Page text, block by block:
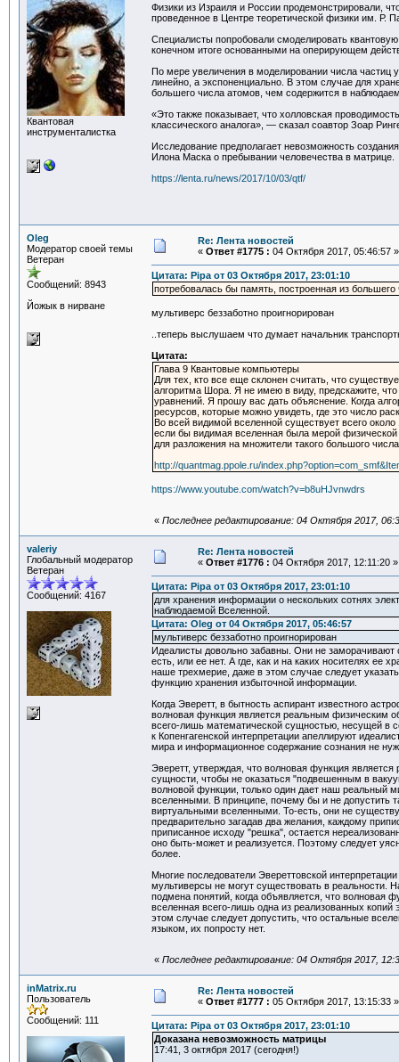
Квантовая
инструменталистка
Физики из Израиля и России продемонстрировали,
проведенное в Центре теоретической физики им. Р.
Специалисты попробовали смоделировать
конечном итоге основанными на оперирующем
По мере увеличения в моделировании числа
линейно, а экспоненциально. В этом случае для
большего числа атомов, чем содержится в
«Это также показывает, что холловская
классического аналога», — сказал соавтор Зоар
Исследование предполагает невозможность
Илона Маска о пребывании человечества в матрице.
https://lenta.ru/news/2017/10/03/qtf/
Oleg
Модератор своей темы
Ветеран
Сообщений: 8943
Йожык в нирване
Re: Лента новостей
« Ответ #1775 : 04 Октября 2017, 05:46:57 »
Цитата: Pipa от 03 Октября 2017, 23:01:10
потребовалась бы память, построенная из
мультиверс беззаботно проигнорирован
..теперь выслушаем что думает начальник
Цитата:
Глава 9 Квантовые компьютеры
Для тех, кто все еще склонен считать, что
алгоритма Шора. Я не имею в виду, предскажите, что
уравнений. Я прошу вас дать объяснение. Когда
ресурсов, которые можно увидеть, где это число
Во всей видимой вселенной существует всего
если бы видимая вселенная была мерой
для разложения на множители такого большого
http://quantmag.ppole.ru/
https://www.youtube.com/watch?v=b8uHJvnwdrs
« Последнее редактирование: 04 Октября 2017,
valeriy
Глобальный модератор
Ветеран
Сообщений: 4167
Re: Лента новостей
« Ответ #1776 : 04 Октября 2017, 12:11:20 »
Цитата: Pipa от 03 Октября 2017, 23:01:10
для хранения информации о нескольких сотнях
наблюдаемой Вселенной.
Цитата: Oleg от 04 Октября 2017, 05:46:57
мультиверс беззаботно проигнорирован
Идеалисты довольно забавны. Они не заморачивают
есть, или ее нет. А где, как и на каких носителях ее
наше трехмерие, даже в этом случае следует
функцию хранения избыточной информации.
Когда Эверетт, в бытность аспирант известного
волновая функция является реальным физическим
всего-лишь математической сущностью, несущей в
к Копенгагенской интерпретации апеллируют
мира и информационное содержание сознания не
Эверетт, утверждая, что волновая функция
сущности, чтобы не оказаться "подвешенным в
волновой функции, только один дает наш реальный
вселенными. В принципе, почему бы и не допустить
виртуальными вселенными. То-есть, они не
предварительно загадав два желания, каждому
приписанное исходу "решка", остается
оно быть-может и реализуется. Поэтому следует
более.
Многие последователи Эвереттовской
мультиверсы не могут существовать в реальности.
подмена понятий, когда объявляется, что волновая
вселенная всего-лишь одна из реализованных
этом случае следует допустить, что остальные
языком, их попросту нет.
« Последнее редактирование: 04 Октября 2017,
inMatrix.ru
Пользователь
Сообщений: 111
Re: Лента новостей
« Ответ #1777 : 05 Октября 2017, 13:15:33 »
Цитата: Pipa от 03 Октября 2017, 23:01:10
Доказана невозможность матрицы
17:41, 3 октября 2017 (сегодня!)